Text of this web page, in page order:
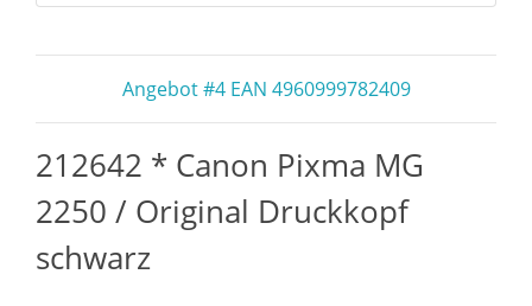
Angebot #4 EAN 4960999782409
212642 * Canon Pixma MG
2250 / Original Druckkopf
schwarz